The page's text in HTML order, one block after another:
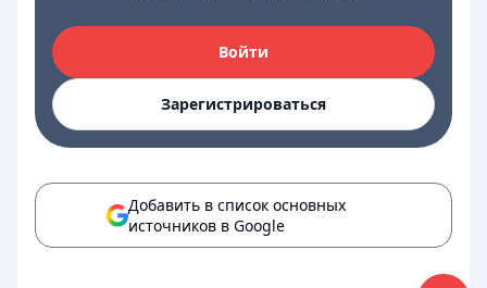
Войти
Зарегистрироваться
Добавить в список основных
источников в Google